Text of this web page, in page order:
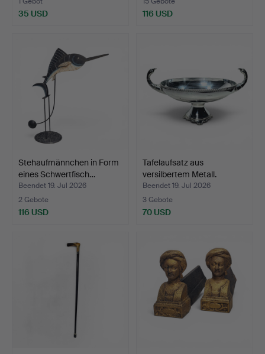
35 USD 116 USD
Stehaufmännchen in Form
eines Schwertfisch…
Beendet 19. Jul 2026
2 Gebote
116 USD
Tafelaufsatz aus
versilbertem Metall.
Beendet 19. Jul 2026
3 Gebote
70 USD